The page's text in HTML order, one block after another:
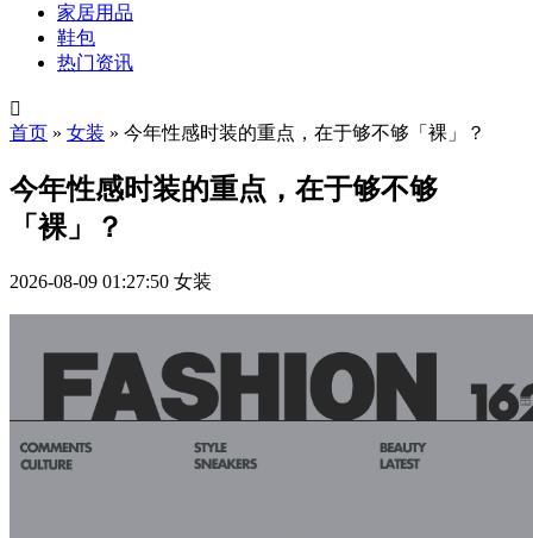
家居用品
鞋包
热门资讯

首页 » 女装 » 今年性感时装的重点，在于够不够「裸」？
今年性感时装的重点，在于够不够
「裸」？
2026-08-09 01:27:50 女装